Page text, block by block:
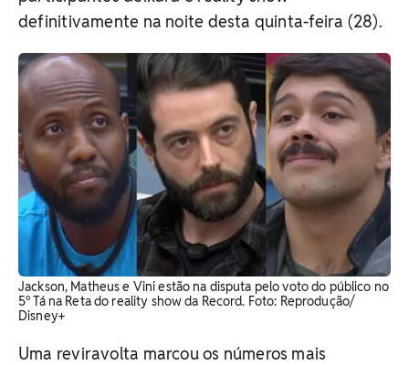
definitivamente na noite desta quinta-feira (28).
Jackson, Matheus e Vini estão na disputa pelo voto do público no
5º Tá na Reta do reality show da Record. Foto: Reprodução/
Disney+
Uma reviravolta marcou os números mais